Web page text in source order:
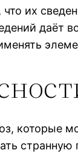
их
даёт
которые
странную